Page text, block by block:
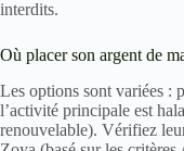
interdits.
Où placer son argent de
Les options sont variées :
l’activité principale est
renouvelable). Vérifiez